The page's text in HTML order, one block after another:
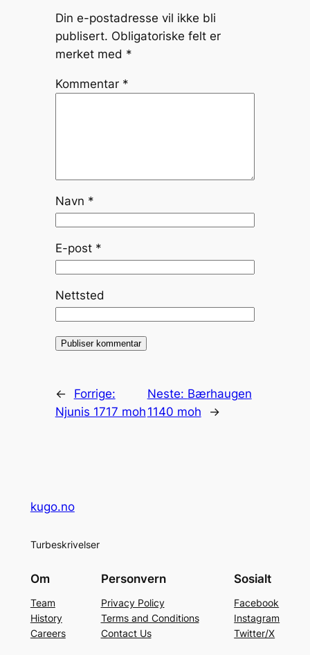
Din e-postadresse vil ikke bli
publisert. Obligatoriske felt er
merket med *
Kommentar *
Navn *
E-post *
Nettsted
←
Forrige:
Njunis 1717 moh
Neste: Bærhaugen
1140 moh
→
kugo.no
Turbeskrivelser
Om
Team
History
Careers
Personvern
Privacy Policy
Terms and Conditions
Contact Us
Sosialt
Facebook
Instagram
Twitter/X